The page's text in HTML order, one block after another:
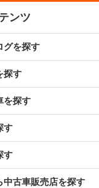
ンツ
グを探す
探す
を探す
す
す
中古車販売店を探す